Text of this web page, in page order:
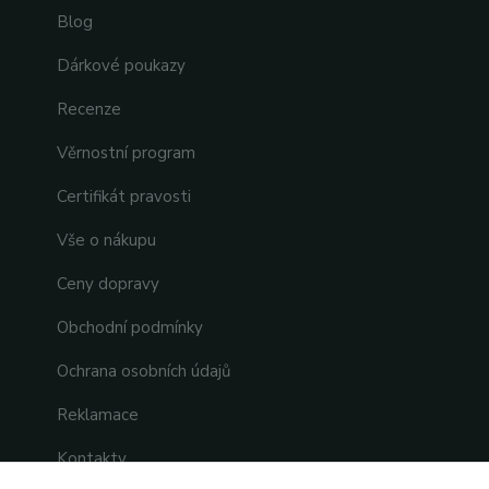
Blog
Dárkové poukazy
Recenze
Věrnostní program
Certifikát pravosti
Vše o nákupu
Ceny dopravy
Obchodní podmínky
Ochrana osobních údajů
Reklamace
Kontakty